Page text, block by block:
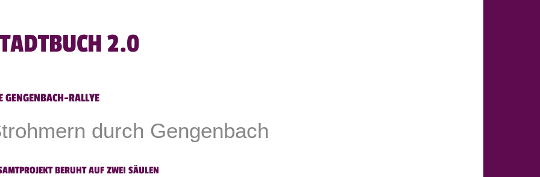
2.0
GENGENBACH-RALLYE
durch Gengenbach
BERUHT AUF ZWEI SÄULEN